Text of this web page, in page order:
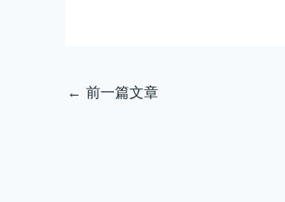
← 前一篇文章